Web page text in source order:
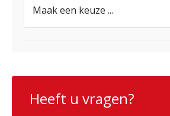
Heeft u vragen?